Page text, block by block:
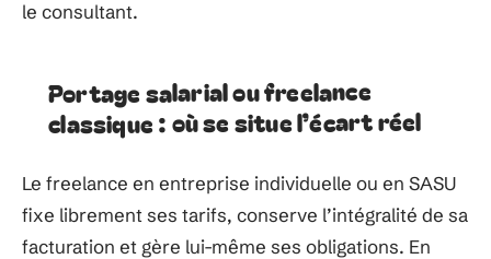
le consultant.
Portage salarial ou freelance
classique : où se situe l’écart réel
Le freelance en entreprise individuelle ou en SASU
fixe librement ses tarifs, conserve l’intégralité de sa
facturation et gère lui-même ses obligations. En